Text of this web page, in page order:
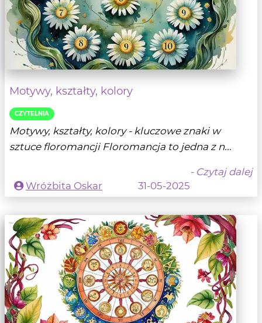
Motywy, kształty, kolory
CZYTELNIA
Motywy, kształty, kolory - kluczowe znaki w
sztuce floromancji Floromancja to jedna z n...
- Czytaj dalej
Wróżbita Oskar
31-05-2025